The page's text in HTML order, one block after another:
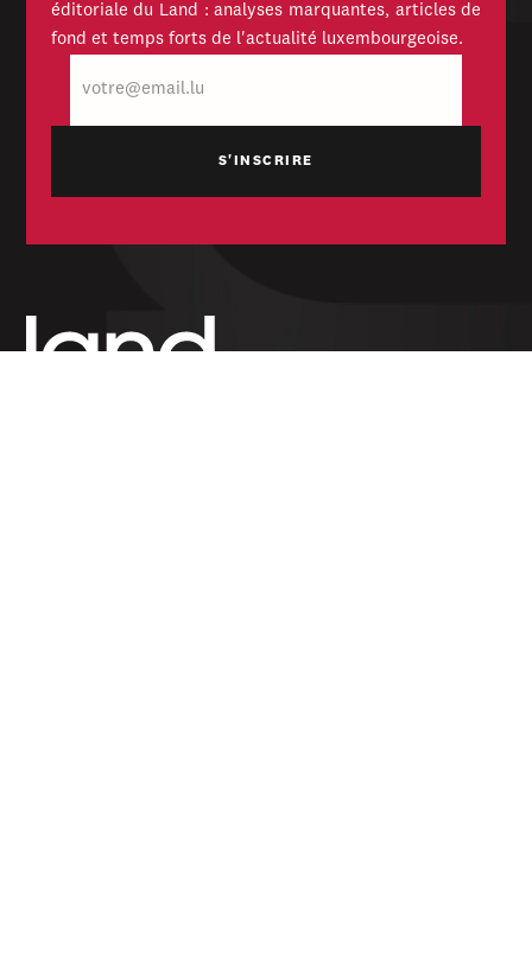
éditoriale du Land : analyses marquantes, articles de
fond et temps forts de l'actualité luxembourgeoise.
mail